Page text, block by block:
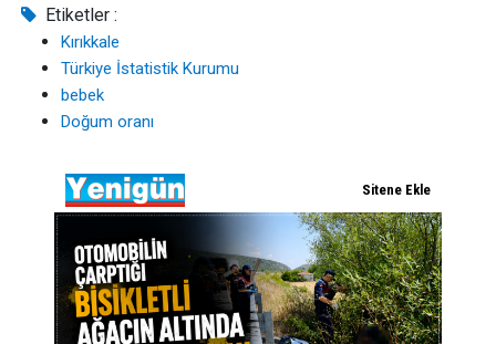
Etiketler :
Kırıkkale
Türkiye İstatistik Kurumu
bebek
Doğum oranı